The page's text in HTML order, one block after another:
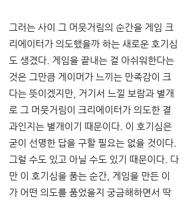
그러는 사이 그 머뭇거림의 순간을 게임 크
리에이터가 의도했을까 하는 새로운 호기심
도 생겼다. 게임을 끝내는 걸 아쉬워한다는
것은 그만큼 게이머가 느끼는 만족감이 크
다는 뜻이겠지만, 거기서 느낄 보람과 별개
로 그 머뭇거림이 크리에이터가 의도한 결
과인지는 별개이기 때문이다. 이 호기심은
굳이 선명한 답을 구할 필요는 없을 것이다.
그럴 수도 있고 아닐 수도 있기 때문이다. 다
만 이 호기심을 품는 순간, 게임을 만든 이
가 어떤 의도를 품었을지 궁금해하면서 딱